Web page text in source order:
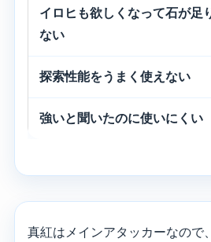
イロヒも欲しくなって石が足
ない
探索性能をうまく使えない
強いと聞いたのに使いにくい
真紅はメインアタッカーなので